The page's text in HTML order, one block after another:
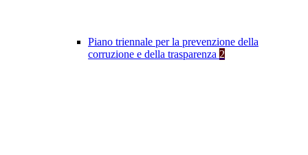
Piano triennale per la prevenzione della
corruzione e della trasparenza 2